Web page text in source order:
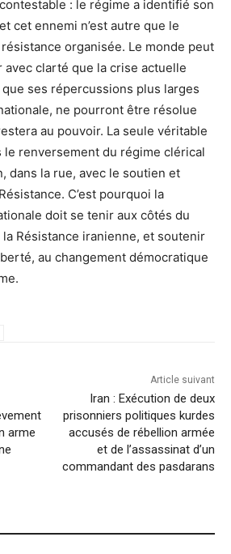
: le régime a identifié son
cet ennemi n’est autre que le
organisée. Le monde peut
avec clarté que la crise actuelle
ses répercussions plus larges
ne pourront être résolue
au pouvoir. La seule véritable
le renversement du régime clérical
dans la rue, avec le soutien et
C’est pourquoi la
doit se tenir aux côtés du
Résistance iranienne, et soutenir
au changement démocratique
arme
Article suivant
Iran : Exécution de deux
prisonniers politiques kurdes
accusés de rébellion armée
et de l’assassinat d’un
commandant des pasdarans